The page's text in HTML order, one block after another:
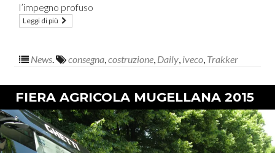
l’impegno profuso
Leggi di più
News. consegna,costruzione, Daily, iveco, Trakker
FIERA AGRICOLA MUGELLANA 2015